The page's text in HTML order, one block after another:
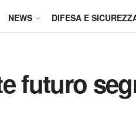
NEWS DIFESA E
futuro